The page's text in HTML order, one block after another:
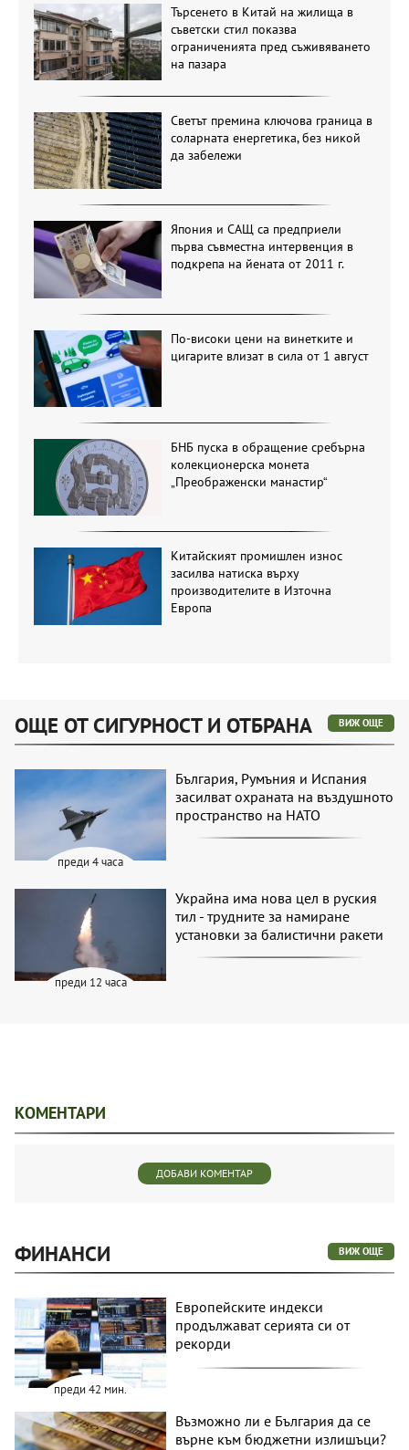
Търсенето в Китай на жилища в
съветски стил показва
ограниченията пред съживяването
на пазара
Светът премина ключова граница в
соларната енергетика, без никой
да забележи
Япония и САЩ са предприели
първа съвместна интервенция в
подкрепа на йената от 2011 г.
По-високи цени на винетките и
цигарите влизат в сила от 1 август
БНБ пуска в обращение сребърна
колекционерска монета
„Преображенски манастир“
Китайският промишлен износ
засилва натиска върху
производителите в Източна
Европа
ОЩЕ ОТ СИГУРНОСТ И ОТБРАНА ВИЖ ОЩЕ
преди 4 часа
България, Румъния и Испания
засилват охраната на въздушното
пространство на НАТО
преди 12 часа
Украйна има нова цел в руския
тил - трудните за намиране
установки за балистични ракети
КОМЕНТАРИ
ДОБАВИ КОМЕНТАР
ФИНАНСИ ВИЖ ОЩЕ
преди 42 мин.
Европейските индекси
продължават серията си от
рекорди
Възможно ли е България да се
върне към бюджетни излишъци?